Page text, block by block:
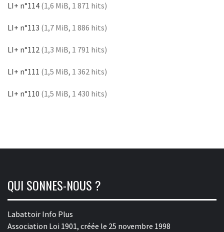
LI+ n°114 (1,6 MiB, 1 871 hits)
LI+ n°113 (1,7 MiB, 1 886 hits)
LI+ n°112 (1,3 MiB, 1 791 hits)
LI+ n°111 (1,5 MiB, 1 362 hits)
LI+ n°110 (1,5 MiB, 1 430 hits)
QUI SONNES-NOUS ?
Labattoir Info Plus
Association Loi 1901, créée le 25 novembre 1998